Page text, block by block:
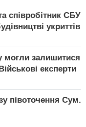
співробітник СБУ
укриттів
могли залишитися
експерти
півоточення Сум.